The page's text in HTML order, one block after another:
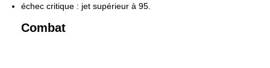
échec critique : jet supérieur à 95.
Combat